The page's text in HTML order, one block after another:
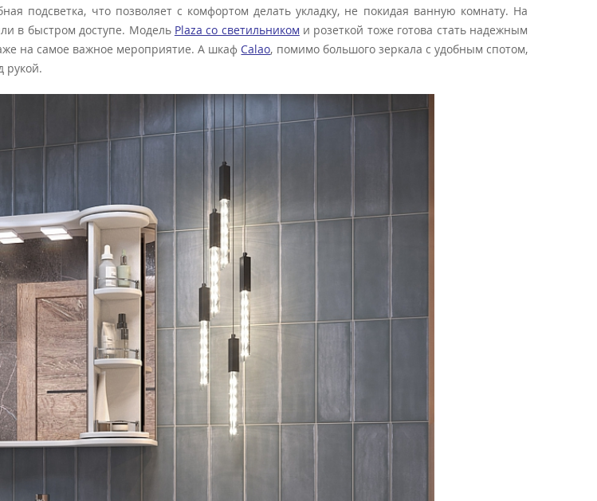
подсветка, что позволяет с комфортом делать укладку, не покидая ванную комнату. На
в быстром доступе. Модель Plaza со светильником и розеткой тоже готова стать надежным
на самое важное мероприятие. А шкаф Calao, помимо большого зеркала с удобным спотом,
рукой.